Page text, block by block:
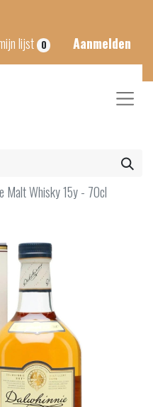
lijst 0 Aanmelden
Malt Whisky 15y - 70cl